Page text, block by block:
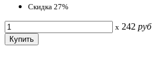
Скидка 27%
x 242 руб